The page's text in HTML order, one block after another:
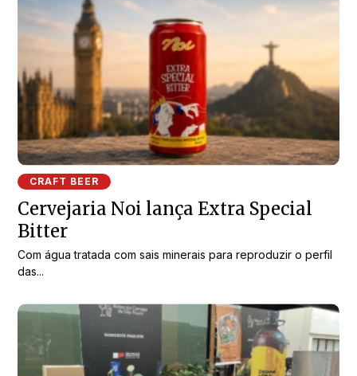
CRAFT BEER
Cervejaria Noi lança Extra Special
Bitter
Com água tratada com sais minerais para reproduzir o perfil
das...